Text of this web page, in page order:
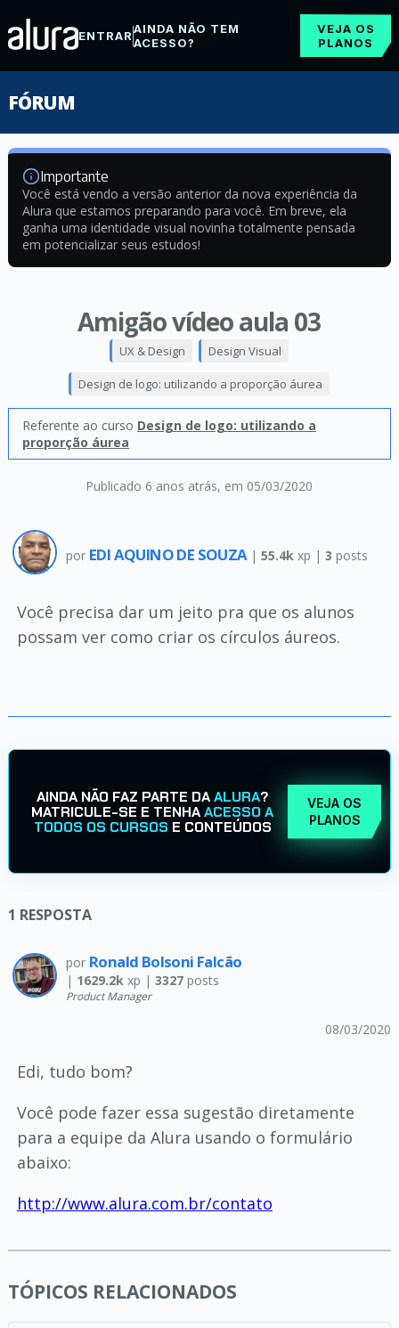
ENTRARAINDA NÃO TEM
ACESSO?
VEJA OS
PLANOS
FÓRUM
Importante
Você está vendo a versão anterior da nova experiência da
Alura que estamos preparando para você. Em breve, ela
ganha uma identidade visual novinha totalmente pensada
em potencializar seus estudos!
Amigão vídeo aula 03
Publicado 6 anos atrás, em 05/03/2020
UX & Design Design Visual
Design de logo: utilizando a proporção áurea
Referente ao curso Design de logo: utilizando a
proporção áurea
por EDI AQUINO DE SOUZA | 55.4k xp | 3 posts
Você precisa dar um jeito pra que os alunos
possam ver como criar os círculos áureos.
AINDA NÃO FAZ PARTE DAALURA?
MATRICULE-SE E TENHAACESSO A
TODOS OS CURSOS E CONTEÚDOS
VEJA OS
PLANOS
1 RESPOSTA
por Ronald Bolsoni Falcão
| 1629.2kxp | 3327posts
Product Manager
08/03/2020
Edi, tudo bom?
Você pode fazer essa sugestão diretamente
para a equipe da Alura usando o formulário
abaixo:
http://www.alura.com.br/contato
TÓPICOS RELACIONADOS